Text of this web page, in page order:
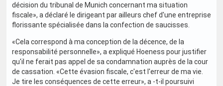
décision du tribunal de Munich concernant ma situation
fiscale», a déclaré le dirigeant par ailleurs chef d'une entreprise
florissante spécialisée dans la confection de saucisses.
«Cela correspond à ma conception de la décence, de la
responsabilité personnelle», a expliqué Hoeness pour justifier
qu'il ne ferait pas appel de sa condamnation auprès de la cour
de cassation. «Cette évasion fiscale, c'est l'erreur de ma vie.
Je tire les conséquences de cette erreur», a -t-il poursuivi